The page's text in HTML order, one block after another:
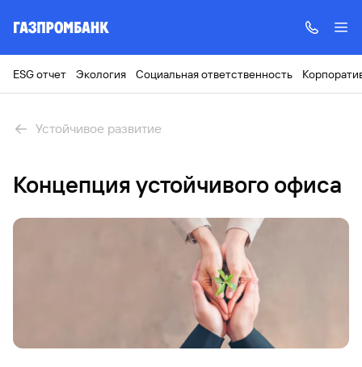
ESG отчет Экология Социальная ответственность
Устойчивое развитие
Концепция устойчивого офиса